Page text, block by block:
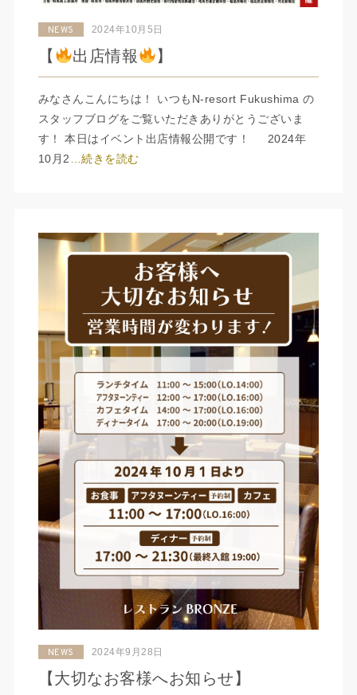
NEWS 2024年10月5日
【 出店情報 】
みなさんこんにちは！ いつもN-resort Fukushima の
スタッフブログをご覧いただきありがとうございま
す！ 本日はイベント出店情報公開です！ 2024年
10月2
…続きを読む
NEWS 2024年9月28日
【大切なお客様へお知らせ】